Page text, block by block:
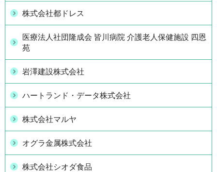
株式会社都ドレス
医療法人社団隆成会 皆川病院 介護老人保健施設 四恩
苑
岩澤建設株式会社
ハートランド・データ株式会社
株式会社マルヤ
オグラ金属株式会社
株式会社シオダ食品